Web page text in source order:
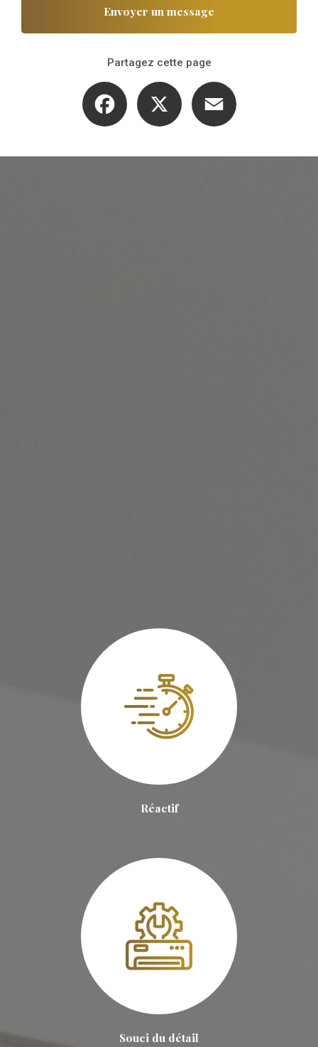
Envoyer un message
Partagez cette page
Facebook
Réactif
Souci du détail